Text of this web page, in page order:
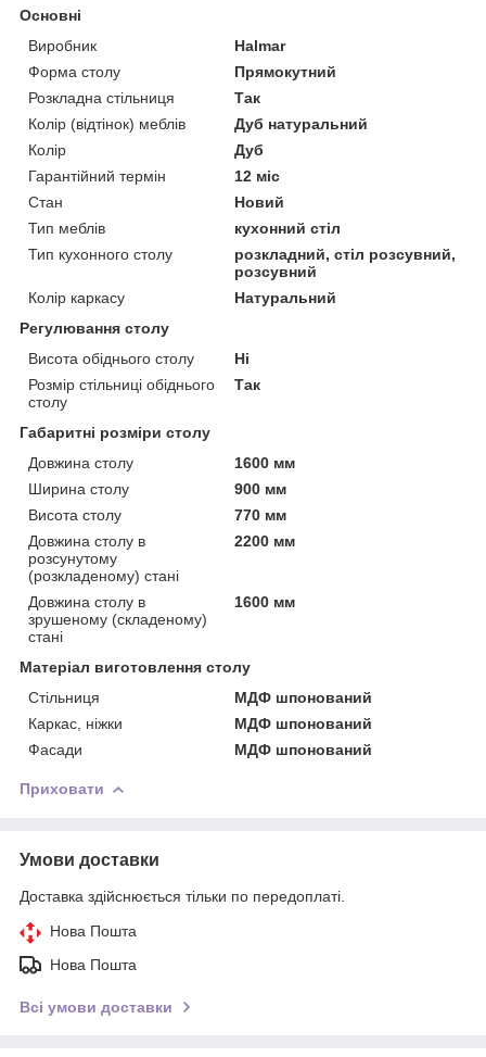
Основні
Виробник
Halmar
Форма столу
Прямокутний
Розкладна стільниця
Так
Колір (відтінок) меблів
Дуб натуральний
Колір
Дуб
Гарантійний термін
12 міс
Стан
Новий
Тип меблів
кухонний стіл
Тип кухонного столу
розкладний, стіл розсувний,
розсувний
Колір каркасу
Натуральний
Регулювання столу
Висота обіднього столу
Ні
Розмір стільниці обіднього
столу
Так
Габаритні розміри столу
Довжина столу
1600 мм
Ширина столу
900 мм
Висота столу
770 мм
Довжина столу в
розсунутому
(розкладеному) стані
2200 мм
Довжина столу в
зрушеному (складеному)
стані
1600 мм
Матеріал виготовлення столу
Стільниця
МДФ шпонований
Каркас, ніжки
МДФ шпонований
Фасади
МДФ шпонований
Приховати
Умови доставки
Доставка здійснюється тільки по передоплаті.
Нова Пошта
Нова Пошта
Всі умови доставки